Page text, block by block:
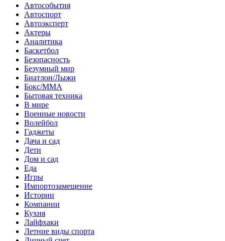
Автособытия
Автоспорт
Автоэксперт
Актеры
Аналитика
Баскетбол
Безопасность
Безумный мир
Биатлон/Лыжи
Бокс/MMA
Бытовая техника
В мире
Военные новости
Волейбол
Гаджеты
Дача и сад
Дети
Дом и сад
Еда
Игры
Импортозамещение
Истории
Компании
Кухня
Лайфхаки
Летние виды спорта